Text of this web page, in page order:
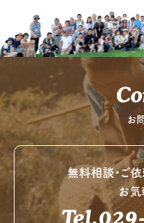
お
無料相談・ご
お気